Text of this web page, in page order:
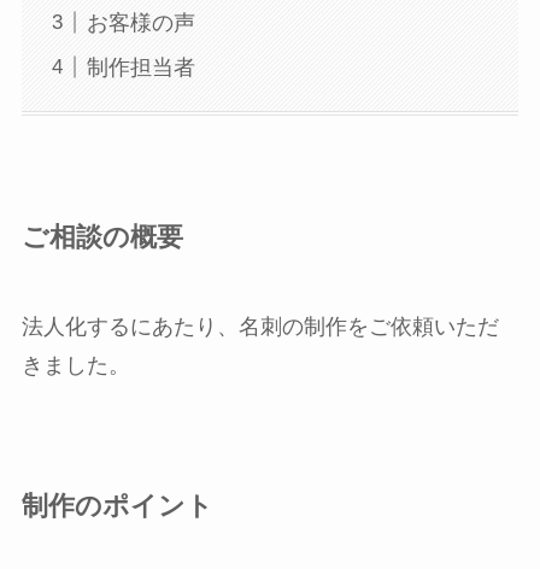
お客様の声
制作担当者
ご相談の概要
法人化するにあたり、名刺の制作をご依頼いただ
きました。
制作のポイント